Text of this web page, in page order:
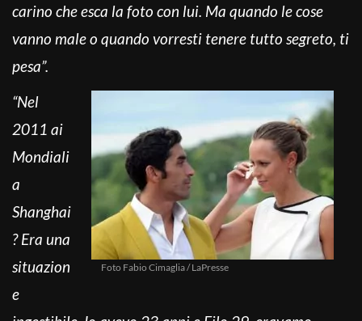
carino che esca la foto con lui. Ma quando le cose
vanno male o quando vorresti tenere tutto segreto, ti
pesa”.
Foto Fabio Cimaglia / LaPresse
“Nel
2011 ai
Mondiali
a
Shanghai
? Era una
situazion
e